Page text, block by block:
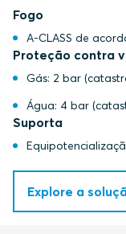
Fogo
A-CLASS de
Proteção contra
Gás: 2 bar
Água: 4 bar
Suporta
Explore a